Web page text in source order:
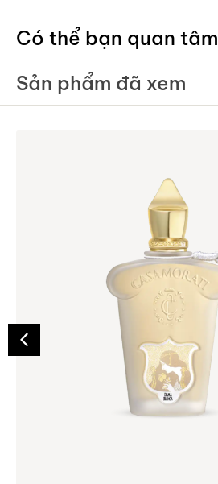
Có thể bạn quan tâm
Sản phẩm đã xem